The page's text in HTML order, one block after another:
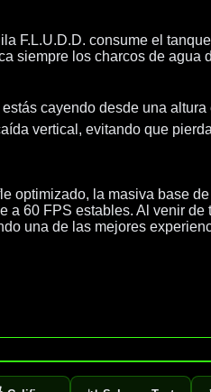
F.L.U.D.D. consume el
siempre los charcos de
cayendo desde una
vertical, evitando que
optimizado, la masiva base
60 FPS estables. Al venir
una de las mejores